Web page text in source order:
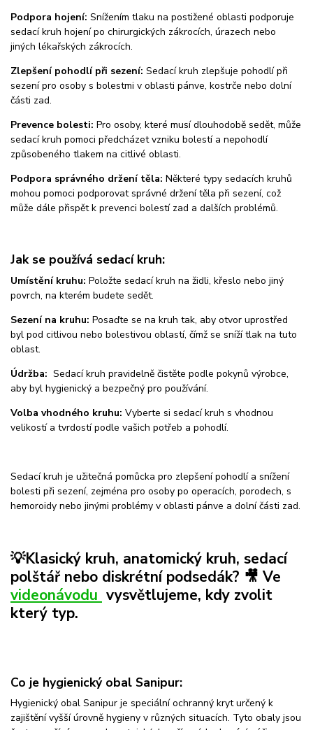
Podpora hojení: Snížením tlaku na postižené oblasti podporuje
sedací kruh hojení po chirurgických zákrocích, úrazech nebo
jiných lékařských zákrocích.
Zlepšení pohodlí při sezení: Sedací kruh zlepšuje pohodlí při
sezení pro osoby s bolestmi v oblasti pánve, kostrče nebo dolní
části zad.
Prevence bolesti: Pro osoby, které musí dlouhodobě sedět, může
sedací kruh pomoci předcházet vzniku bolestí a nepohodlí
způsobeného tlakem na citlivé oblasti.
Podpora správného držení těla: Některé typy sedacích kruhů
mohou pomoci podporovat správné držení těla při sezení, což
může dále přispět k prevenci bolestí zad a dalších problémů.
Jak se používá sedací kruh:
Umístění kruhu: Položte sedací kruh na židli, křeslo nebo jiný
povrch, na kterém budete sedět.
Sezení na kruhu: Posaďte se na kruh tak, aby otvor uprostřed
byl pod citlivou nebo bolestivou oblastí, čímž se sníží tlak na tuto
oblast.
Údržba: Sedací kruh pravidelně čistěte podle pokynů výrobce,
aby byl hygienický a bezpečný pro používání.
Volba vhodného kruhu: Vyberte si sedací kruh s vhodnou
velikostí a tvrdostí podle vašich potřeb a pohodlí.
Sedací kruh je užitečná pomůcka pro zlepšení pohodlí a snížení
bolesti při sezení, zejména pro osoby po operacích, porodech, s
hemoroidy nebo jinými problémy v oblasti pánve a dolní části zad.
💡Klasický kruh, anatomický kruh, sedací
polštář nebo diskrétní podsedák? 🎥 Ve
videonávodu vysvětlujeme, kdy zvolit
který typ.
Co je hygienický obal Sanipur:
Hygienický obal Sanipur je speciální ochranný kryt určený k
zajištění vyšší úrovně hygieny v různých situacích. Tyto obaly jsou